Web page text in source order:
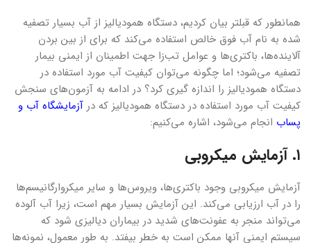
همانطور که قبلتر بیان کردیم، دستگاه همودیالیز از آب بسیار تصفیه
شده به نام آب فوق خالص استفاده می‌کند که برای از بین بردن
آلاینده‌ها، باکتری‌ها و عوامل تب‌زا جهت اطمینان از ایمنی بیمار
تصفیه می‌شود؛ اما چگونه می‌توان کیفیت آب مورد استفاده در
دستگاه همودیالیز را اندازه گیری کرد؟ در ادامه به آزمون‌های سنجش
کیفیت آب مورد استفاده در دستگاه همودیالیز که در آزمایشگاه آب و
پساب انجام می‌شود، اشاره می‌کنیم:
۱. آزمایش میکروبی
آزمایش میکروبی وجود باکتری‌ها، ویروس‌ها و سایر میکروارگانیسم‌ها
را در آب ارزیابی می‌کند. این آزمایش بسیار مهم است، زیرا آب آلوده
می‌تواند منجر به عفونت‌های شدید در بیماران دیالیزی شود که
سیستم ایمنی آنها ممکن است به خطر بیفتد. به طور معمول، نمونه‌ها